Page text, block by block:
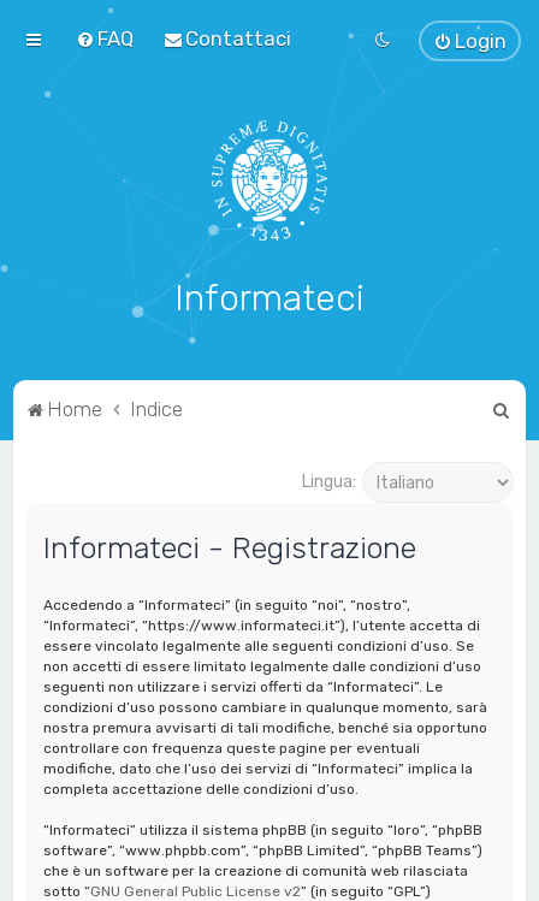
FAQ Contattaci Login
Informateci
Home Indice
Lingua:
Informateci - Registrazione
Accedendo a “Informateci” (in seguito “noi”, “nostro”,
“Informateci”, “https://www.informateci.it”), l’utente accetta di
essere vincolato legalmente alle seguenti condizioni d’uso. Se
non accetti di essere limitato legalmente dalle condizioni d’uso
seguenti non utilizzare i servizi offerti da “Informateci”. Le
condizioni d’uso possono cambiare in qualunque momento, sarà
nostra premura avvisarti di tali modifiche, benché sia opportuno
controllare con frequenza queste pagine per eventuali
modifiche, dato che l’uso dei servizi di “Informateci” implica la
completa accettazione delle condizioni d’uso.
“Informateci” utilizza il sistema phpBB (in seguito “loro”, “phpBB
software”, “www.phpbb.com”, “phpBB Limited”, “phpBB Teams”)
che è un software per la creazione di comunità web rilasciata
sotto “GNU General Public License v2” (in seguito “GPL”)